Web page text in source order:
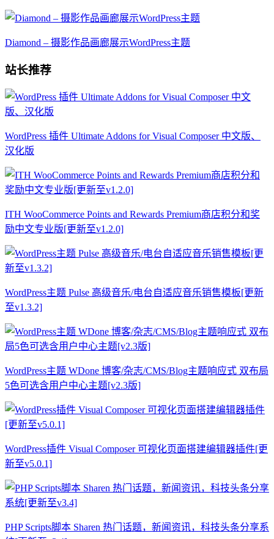
Diamond – 摄影作品画廊展示WordPress主题
站长推荐
WordPress 插件 Ultimate Addons for Visual Composer 中文版、
汉化版
ITH WooCommerce Points and Rewards Premium商店积分和奖
励中文专业版[更新至v1.2.0]
WordPress主题 Pulse 高级音乐/电台自适应音乐销售模板[更新
至v1.3.2]
WordPress主题 WDone 博客/杂志/CMS/Blog主题响应式 双布局
5色可选含用户中心主题[v2.3版]
WordPress插件 Visual Composer 可视化页面搭建编辑器插件[更
新至v5.0.1]
PHP Scripts脚本 Sharen 热门话题，新闻资讯，科技头条分享系